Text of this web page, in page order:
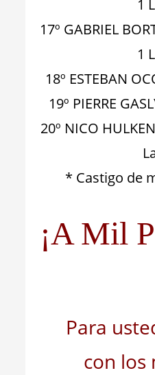
1
17º GABRIEL
1
18º ESTEBAN
19º PIERRE
20º NICO
* Castigo de
¡A Mil
Para
con los